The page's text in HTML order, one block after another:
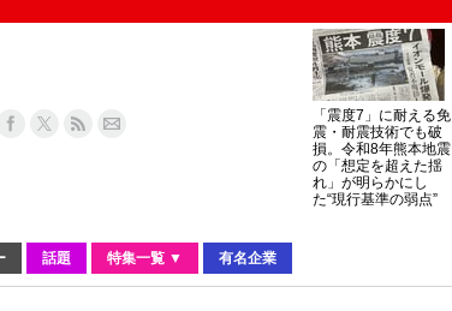
「震度7」に耐える免
震・耐震技術でも破
損。令和8年熊本地震
の「想定を超えた揺
れ」が明らかにし
た“現行基準の弱点”
話題 特集一覧 ▼ 有名企業